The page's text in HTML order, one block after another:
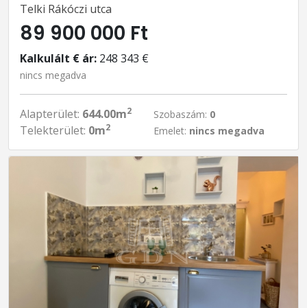
Telki Rákóczi utca
89 900 000 Ft
Kalkulált € ár: 248 343 €
nincs megadva
Alapterület: 644.00m2
Telekterület: 0m2
Szobaszám: 0
Emelet: nincs megadva